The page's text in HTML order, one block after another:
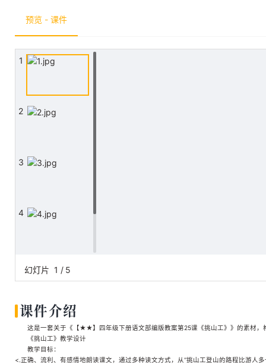
预览 - 课件
1
2
3
4
幻灯片 1 / 5
课件介绍
这是一套关于《【★★】四年级下册语文部编版教案第25课《挑山工》》的素材，
《挑山工》教学设计
教学目标：
<.正确、流利、有感情地朗读课文，通过多种读文方式，从“挑山工登山的路程比游人